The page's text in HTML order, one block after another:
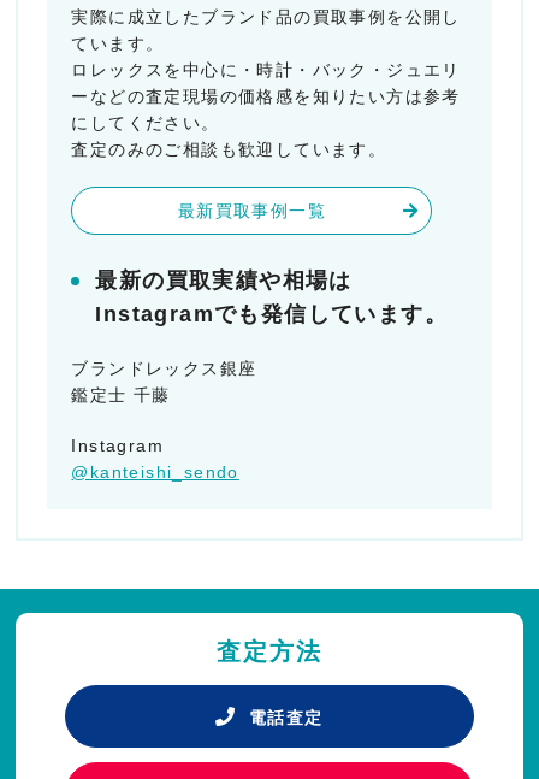
実際に成立したブランド品の買取事例を公開し
ています。
ロレックスを中心に・時計・バック・ジュエリ
ーなどの査定現場の価格感を知りたい方は参考
にしてください。
査定のみのご相談も歓迎しています。
最新買取事例一覧
最新の買取実績や相場は
Instagramでも発信しています。
ブランドレックス銀座
鑑定士 千藤
Instagram
@kanteishi_sendo
査定方法
電話査定